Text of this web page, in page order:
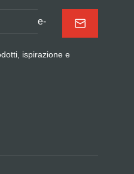
e-
ispirazione e